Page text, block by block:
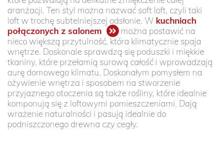
aranżacji. Ten styl można nazwać soft loft, czyli taki
loft w trochę subtelniejszej odsłonie. W kuchniach
połączonych z salonem
można postawić na
nieco większą przytulność, która klimatycznie spaja
wnętrze. Doskonale sprawdzą się poduszki i miękkie
tkaniny, które przełamią surową całość i wprowadzają
aurę domowego klimatu. Doskonałym pomysłem na
ożywienie wnętrza i sposobem na stworzenie
przyjaznego otoczenia są także rośliny, które idealnie
komponują się z loftowymi pomieszczeniami. Dają
wrażenie naturalności i pasują idealnie do
podniszczonego drewna czy cegły.